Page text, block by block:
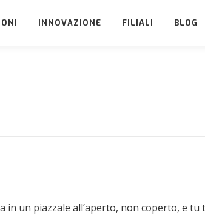
INNOVAZIONE FILIALI BLOG
un piazzale all’aperto, non coperto, e tu